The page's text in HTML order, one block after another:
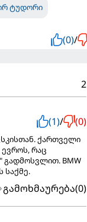
ტუდორი
(0)/
2
(1)/ (0)
ქართველი
რაც
გადმოსვლით. BMW
საქმე.
გამოხმაურება(0)